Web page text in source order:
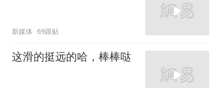
新媒体 69跟贴
这滑的挺远的哈，棒棒哒